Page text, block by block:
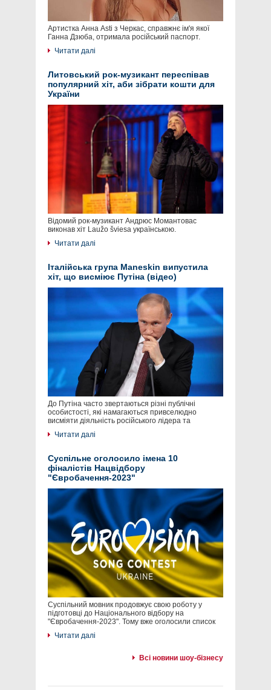
Артистка Анна Asti з Черкас, справжнє ім'я якої
Ганна Дзюба, отримала російський паспорт.
Читати далі
Литовський рок-музикант переспівав
популярний хіт, аби зібрати кошти для
України
Відомий рок-музикант Андрюс Момантовас
виконав хіт Laužo šviesa українською.
Читати далі
Італійська група Maneskin випустила
хіт, що висміює Путіна (відео)
До Путіна часто звертаються різні публічні
особистості, які намагаються привселюдно
висміяти діяльність російського лідера та
Читати далі
Суспільне оголосило імена 10
фіналістів Нацвідбору
"Євробачення-2023"
Суспільний мовник продовжує свою роботу у
підготовці до Національного відбору на
"Євробачення-2023". Тому вже оголосили список
Читати далі
Всі новини шоу-бізнесу